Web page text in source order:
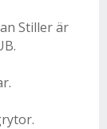
Stiller är